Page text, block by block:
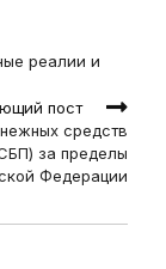
реалии и
пост
средств
за пределы
Федерации